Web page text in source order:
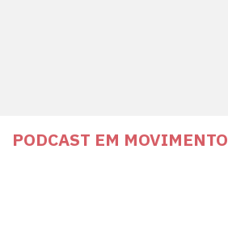
PODCAST EM MOVIMENTO